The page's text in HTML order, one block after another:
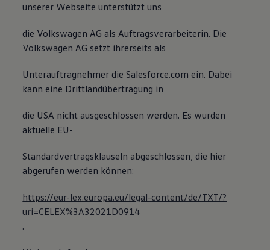
unserer Webseite unterstützt uns
die Volkswagen AG als Auftragsverarbeiterin. Die
Volkswagen AG setzt ihrerseits als
Unterauftragnehmer die Salesforce.com ein. Dabei
kann eine Drittlandübertragung in
die USA nicht ausgeschlossen werden. Es wurden
aktuelle EU-
Standardvertragsklauseln abgeschlossen, die hier
abgerufen werden können:
https://eur-lex.europa.eu/legal-content/de/TXT/?
uri=CELEX%3A32021D0914
.